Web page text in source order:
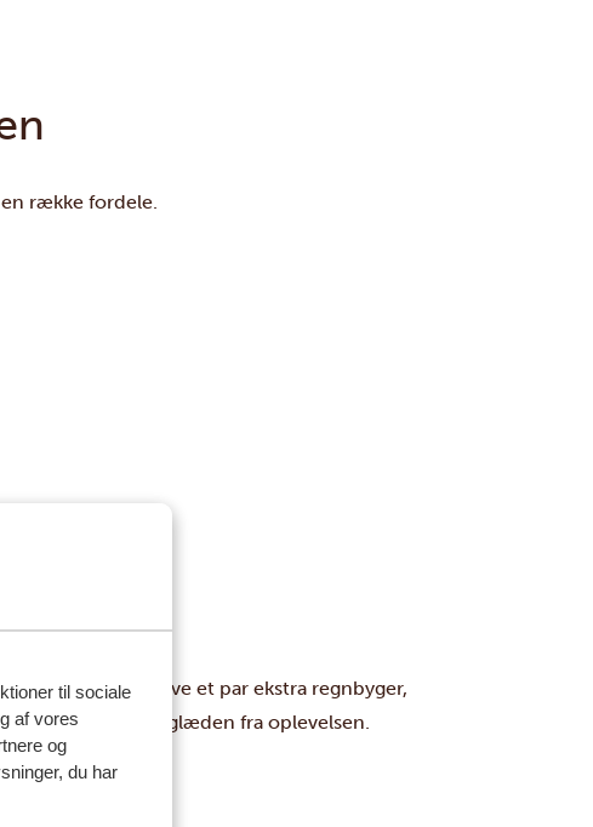
til sociale
af vores
og
du har
række fordele.
at du kan opleve et par ekstra regnbyger,
nok til at tage glæden fra oplevelsen.